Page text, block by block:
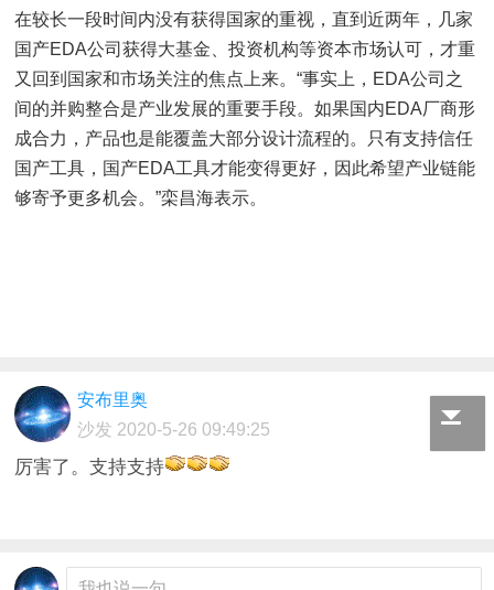
在较长一段时间内没有获得国家的重视，直到近两年，几家
国产EDA公司获得大基金、投资机构等资本市场认可，才重
又回到国家和市场关注的焦点上来。“事实上，EDA公司之
间的并购整合是产业发展的重要手段。如果国内EDA厂商形
成合力，产品也是能覆盖大部分设计流程的。只有支持信任
国产工具，国产EDA工具才能变得更好，因此希望产业链能
够寄予更多机会。”栾昌海表示。
安布里奥
沙发 2020-5-26 09:49:25
厉害了。支持支持